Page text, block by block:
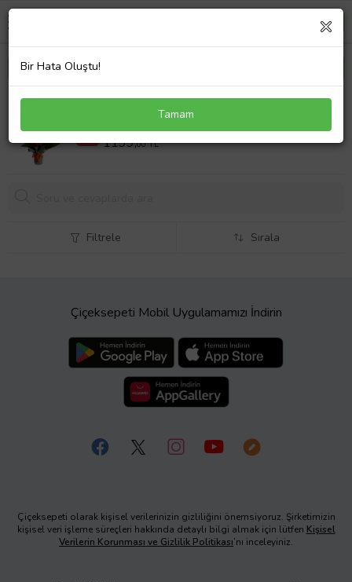
Premium 2 Dal Beyaz Orkide Çiçeği
%14 1399,00 TL
1199,00 TL
Filtrele Sırala
Çiçeksepeti Mobil Uygulamamızı İndirin
Çiçeksepeti olarak kişisel verilerinizin gizliliğini önemsiyoruz. Şirketimizin
kişisel veri işleme süreçleri hakkında detaylı bilgi almak için lütfen Kişisel
Verilerin Korunması ve Gizlilik Politikası’nı inceleyiniz.
Bir Hata Oluştu!
Tamam